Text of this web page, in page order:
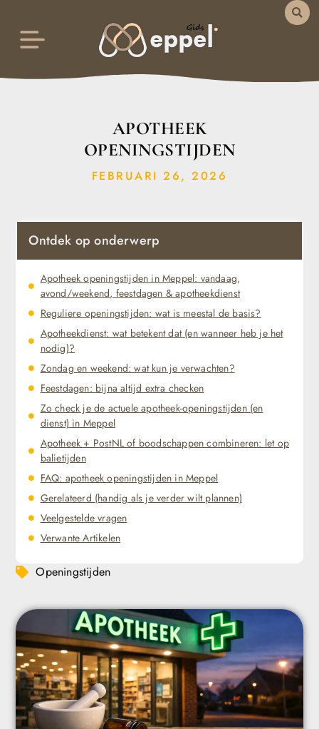
APOTHEEK
OPENINGSTIJDEN
FEBRUARI 26, 2026
Ontdek op onderwerp
Apotheek openingstijden in Meppel: vandaag,
avond/weekend, feestdagen & apotheekdienst
Reguliere openingstijden: wat is meestal de basis?
Apotheekdienst: wat betekent dat (en wanneer heb je het
nodig)?
Zondag en weekend: wat kun je verwachten?
Feestdagen: bijna altijd extra checken
Zo check je de actuele apotheek-openingstijden (en
dienst) in Meppel
Apotheek + PostNL of boodschappen combineren: let op
balietijden
FAQ: apotheek openingstijden in Meppel
Gerelateerd (handig als je verder wilt plannen)
Veelgestelde vragen
Verwante Artikelen
Openingstijden